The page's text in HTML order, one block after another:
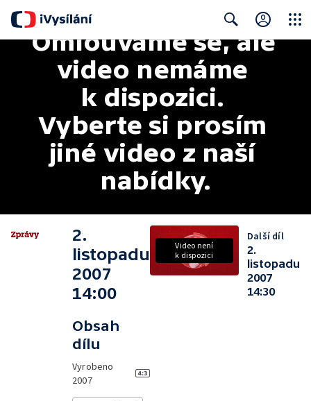
Search
Omlouváme se, ale
video nemáme
k dispozici.
Vyberte si prosím
jiné video z naší
nabídky.
2.
listopadu
2007
14:00
Obsah
dílu
Vyrobeno
2007
Video není
k dispozici
Další díl
2.
listopadu
2007
14:30